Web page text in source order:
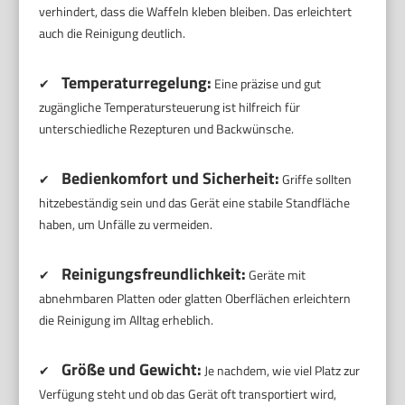
verhindert, dass die Waffeln kleben bleiben. Das erleichtert
auch die Reinigung deutlich.
✔ Temperaturregelung: Eine präzise und gut
zugängliche Temperatursteuerung ist hilfreich für
unterschiedliche Rezepturen und Backwünsche.
✔ Bedienkomfort und Sicherheit:Griffe sollten
hitzebeständig sein und das Gerät eine stabile Standfläche
haben, um Unfälle zu vermeiden.
✔ Reinigungsfreundlichkeit:Geräte mit
abnehmbaren Platten oder glatten Oberflächen erleichtern
die Reinigung im Alltag erheblich.
✔ Größe und Gewicht: Je nachdem, wie viel Platz zur
Verfügung steht und ob das Gerät oft transportiert wird,